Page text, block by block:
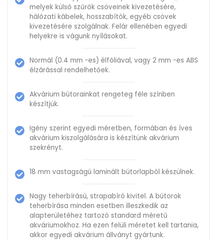
melyek külső szűrők csöveinek kivezetésére,
hálózati kábelek, hosszabítók, egyéb csövek
kivezetésére szolgálnak. Felár ellenében egyedi
helyekre is vágunk nyílásokat.
Normál (0.4 mm -es) élfóliával, vagy 2 mm -es ABS
élzárással rendelhetőek.
Akvárium bútorainkat rengeteg féle színben
készítjük.
Igény szerint egyedi méretben, formában és íves
akvárium kiszolgálására is készítünk akvárium
szekrényt.
18 mm vastagságú laminált bútorlapból készülnek.
Nagy teherbírású, strapabíró kivitel. A bútorok
teherbírása minden esetben illeszkedik az
alapterületéhez tartozó standard méretű
akváriumokhoz. Ha ezen felüli méretet kell tartania,
akkor egyedi akvárium állványt gyártunk.